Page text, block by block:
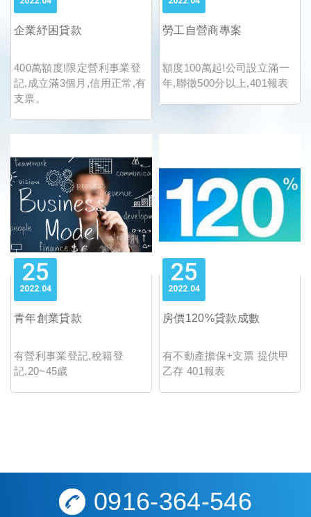
企業紓困貸款
400萬額度!限定營利事業登
記,成立滿3個月,信用正常,有
支票。
勞工自營商專案
額度100萬起!公司設立滿一
年,聯徵500分以上,401報表
25
04
2022
青年創業貸款
有營利事業登記,稅籍登
記,20~45歲
25
04
2022
房價120%貸款成數
有不動產擔保+支票 提供甲
乙存 401報表
0916-364-546